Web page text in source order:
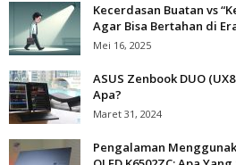
Kecerdasan Buatan vs
Agar Bisa Bertahan di
Mei 16, 2025
ASUS Zenbook DUO
Apa?
Maret 31, 2024
Pengalaman